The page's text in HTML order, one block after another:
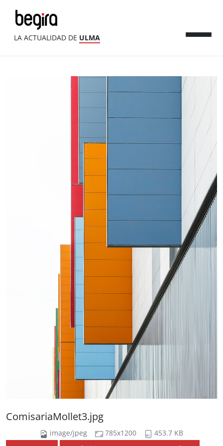
LA ACTUALIDAD DE ULMA
ComisariaMollet3.jpg
image/jpeg 785x1200 453.7 KB